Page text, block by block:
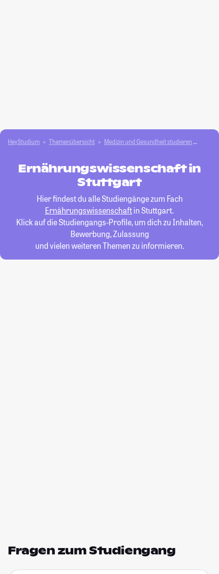
HeyStudium Themenübersicht Medizin und Gesundheit studieren
Ernährungswissenschaft in
Stuttgart
Hier findest du alle Studiengänge zum Fach
Ernährungswissenschaftin Stuttgart.
Klick auf die Studiengangs-Profile, um dich zu Inhalten,
Bewerbung, Zulassung
und vielen weiteren Themen zu informieren.
Fragen zum Studiengang